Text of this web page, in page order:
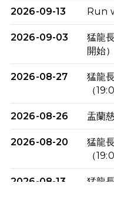
2026-09-13 Run
2026-09-03
猛龍
開始）
2026-08-27
猛龍
（
2026-08-26 盂蘭
2026-08-20
猛龍
（
2026-08-13
猛龍